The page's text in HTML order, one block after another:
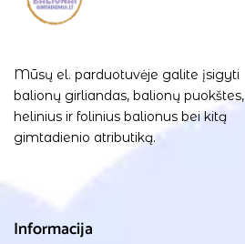
Mūsų el. parduotuvėje galite įsigyti
balionų girliandas, balionų puokštes,
helinius ir folinius balionus bei kitą
gimtadienio atributiką.
Informacija